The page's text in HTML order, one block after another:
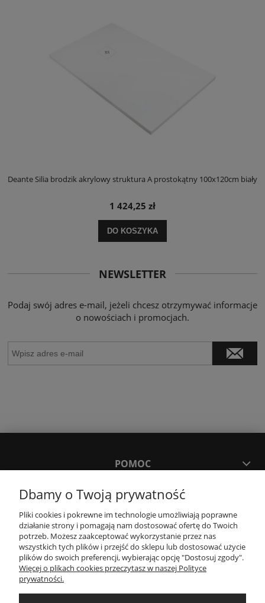
Deante Silia brodzik akrylowy struktura A prostokątny 100x120cm biały
1 424,25 zł
DO KOSZYKA
NEWSLETTER
Podaj swój adres e-mail, jeżeli chcesz otrzymywać informacje
o nowościach i promocjach.
POMOC
MOJE KONTO
PŁATNOŚCI I DOSTAWA
KONTAKT
Dbamy o Twoją prywatność
Pliki cookies i pokrewne im technologie umożliwiają poprawne
działanie strony i pomagają nam dostosować ofertę do Twoich
potrzeb. Możesz zaakceptować wykorzystanie przez nas
wszystkich tych plików i przejść do sklepu lub dostosować użycie
plików do swoich preferencji, wybierając opcję "Dostosuj zgody".
Więcej o plikach cookies przeczytasz w naszej Polityce
prywatności.